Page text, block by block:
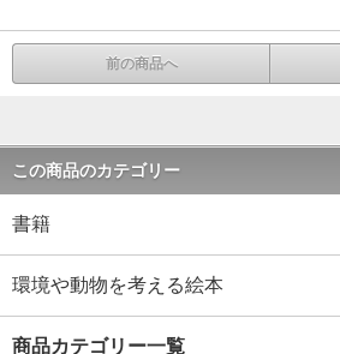
前の商品へ
この商品のカテゴリー
書籍
環境や動物を考える絵本
商品カテゴリー一覧